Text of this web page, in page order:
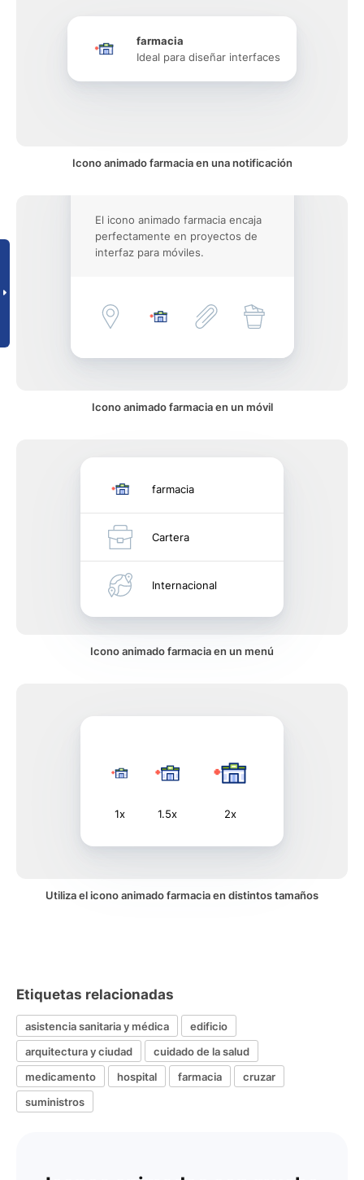
farmacia
Ideal para diseñar interfaces
Icono animado farmacia en una notificación
El icono animado farmacia encaja
perfectamente en proyectos de
interfaz para móviles.
Icono animado farmacia en un móvil
farmacia
Cartera
Internacional
Icono animado farmacia en un menú
1x 1.5x 2x
Utiliza el icono animado farmacia en distintos tamaños
Etiquetas relacionadas
asistencia sanitaria y médica
edificio
arquitectura y ciudad
cuidado de la salud
medicamento
hospital farmacia
cruzar
suministros